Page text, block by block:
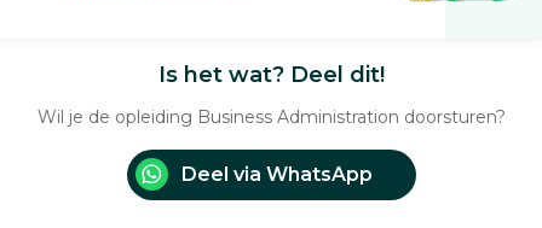
Is het wat? Deel dit!
Wil je de opleiding Business Administration doorsturen?
Deel via WhatsApp